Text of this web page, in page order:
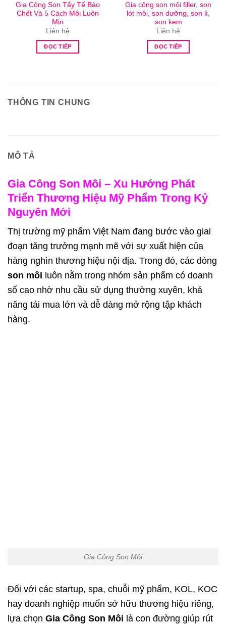
Gia Công Son Tẩy Tế Bào
Chết Và 5 Cách Môi Luôn
Mịn
Liên hệ
ĐỌC TIẾP
Gia công son môi filler, son
lót môi, son dưỡng, son lì,
son kem
Liên hệ
ĐỌC TIẾP
THÔNG TIN CHUNG
MÔ TẢ
Gia Công Son Môi – Xu Hướng Phát
Triển Thương Hiệu Mỹ Phẩm Trong Kỷ
Nguyên Mới
Thị trường mỹ phẩm Việt Nam đang bước vào giai
đoạn tăng trưởng mạnh mẽ với sự xuất hiện của
hàng nghìn thương hiệu nội địa. Trong đó, các dòng
son môi luôn nằm trong nhóm sản phẩm có doanh
số cao nhờ nhu cầu sử dụng thường xuyên, khả
năng tái mua lớn và dễ dàng mở rộng tập khách
hàng.
Gia Công Son Môi
Đối với các startup, spa, chuỗi mỹ phẩm, KOL, KOC
hay doanh nghiệp muốn sở hữu thương hiệu riêng,
lựa chọn Gia Công Son Môi là con đường giúp rút